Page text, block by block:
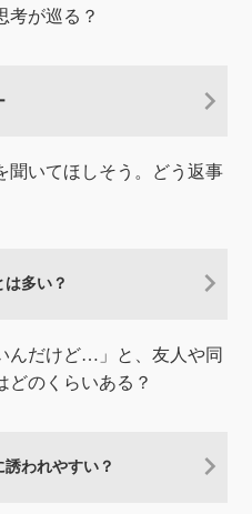
考が巡る？
聞いてほしそう。どう返事
多い？
んだけど…」と、友人や同
どのくらいある？
われやすい？